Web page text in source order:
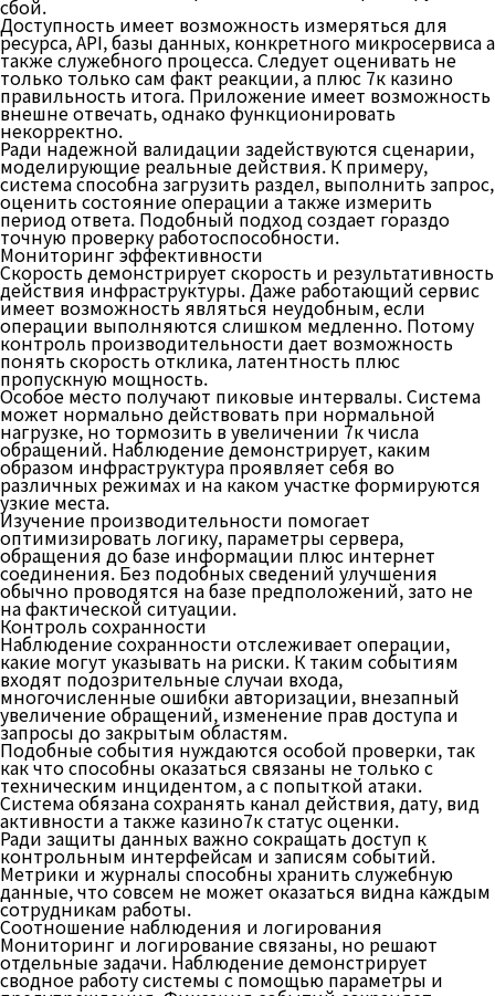
сбой.
Доступность имеет возможность измеряться для
ресурса, API, базы данных, конкретного микросервиса а
также служебного процесса. Следует оценивать не
только только сам факт реакции, а плюс 7к казино
правильность итога. Приложение имеет возможность
внешне отвечать, однако функционировать
некорректно.
Ради надежной валидации задействуются сценарии,
моделирующие реальные действия. К примеру,
система способна загрузить раздел, выполнить запрос,
оценить состояние операции а также измерить
период ответа. Подобный подход создает гораздо
точную проверку работоспособности.
Мониторинг эффективности
Скорость демонстрирует скорость и результативность
действия инфраструктуры. Даже работающий сервис
имеет возможность являться неудобным, если
операции выполняются слишком медленно. Потому
контроль производительности дает возможность
понять скорость отклика, латентность плюс
пропускную мощность.
Особое место получают пиковые интервалы. Система
может нормально действовать при нормальной
нагрузке, но тормозить в увеличении 7к числа
обращений. Наблюдение демонстрирует, каким
образом инфраструктура проявляет себя во
различных режимах и на каком участке формируются
узкие места.
Изучение производительности помогает
оптимизировать логику, параметры сервера,
обращения до базе информации плюс интернет
соединения. Без подобных сведений улучшения
обычно проводятся на базе предположений, зато не
на фактической ситуации.
Контроль сохранности
Наблюдение сохранности отслеживает операции,
какие могут указывать на риски. К таким событиям
входят подозрительные случаи входа,
многочисленные ошибки авторизации, внезапный
увеличение обращений, изменение прав доступа и
запросы до закрытым областям.
Подобные события нуждаются особой проверки, так
как что способны оказаться связаны не только с
техническим инцидентом, а с попыткой атаки.
Система обязана сохранять канал действия, дату, вид
активности а также казино7к статус оценки.
Ради защиты данных важно сокращать доступ к
контрольным интерфейсам и записям событий.
Метрики и журналы способны хранить служебную
данные, что совсем не может оказаться видна каждым
сотрудникам работы.
Соотношение наблюдения и логирования
Мониторинг и логирование связаны, но решают
отдельные задачи. Наблюдение демонстрирует
сводное работу системы с помощью параметры и